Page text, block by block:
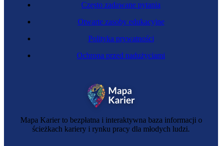
Zawód przyszłości
Projektant hybrydowej rzeczywistości
Mapa Karier to bezpłatna i interaktywna baza informacji o
ścieżkach kariery i rynku pracy dla młodych ludzi.
Często zadawane pytania
Otwarte zasoby edukacyjne
Polityka prywatności
Ochrona przed nadużyciami